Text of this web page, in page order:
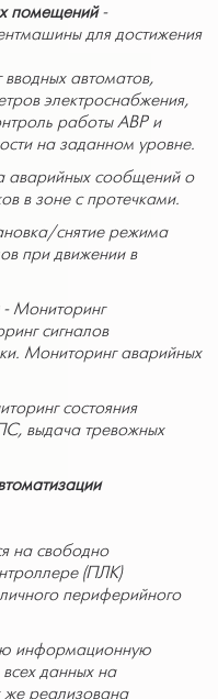
помещений -
для достижения
автоматов,
электроснабжения,
работы АВР и
на заданном уровне.
аварийных сообщений о
в зоне с протечками.
снятие режима
при движении в
- Мониторинг
сигналов
Мониторинг аварийных
состояния
выдача тревожных
на свободно
(ПЛК)
периферийного
информационную
данных на
же реализована